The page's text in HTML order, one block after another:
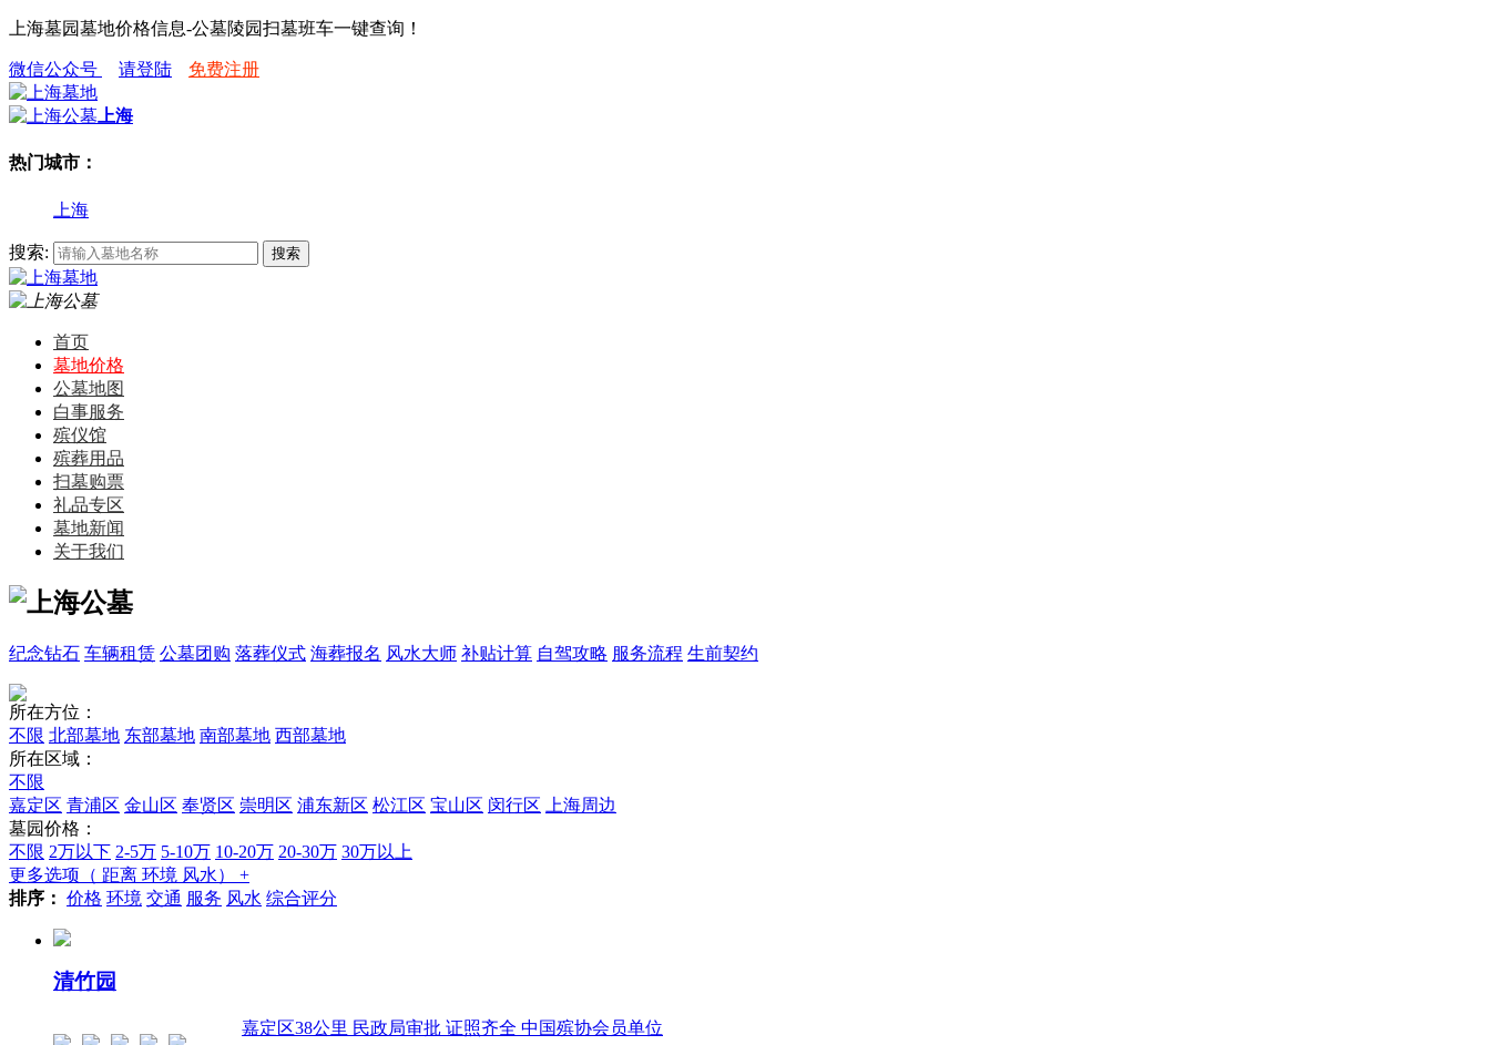
上海墓园墓地价格信息-公墓陵园扫墓班车一键查询！
微信公众号 请登陆 免费注册
上海
热门城市：
上海
搜索:
首页
墓地价格
公墓地图
白事服务
殡仪馆
殡葬用品
扫墓购票
礼品专区
墓地新闻
关于我们
纪念钻石 车辆租赁 公墓团购 落葬仪式 海葬报名 风水大师 补贴计算 自驾攻略 服务流程 生前契约
所在方位：
不限 北部墓地 东部墓地 南部墓地 西部墓地
所在区域：
不限
嘉定区 青浦区 金山区 奉贤区 崇明区 浦东新区 松江区 宝山区 闵行区
上海周边
墓园价格：
不限 2万以下 2-5万 5-10万 10-20万 20-30万 30万以上
更多选项（ 距离 环境 风水） +
排序： 价格 环境 交通 服务 风水 综合评分
清竹园
嘉定区38公里 民政局审批 证照齐全 中国殡协会员单位